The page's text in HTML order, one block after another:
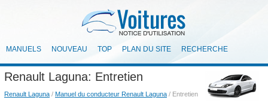
MANUELS NOUVEAU TOP PLAN DU SITE RECHERCHE
Renault Laguna: Entretien
Renault Laguna / Manuel du conducteur Renault Laguna / Entretien